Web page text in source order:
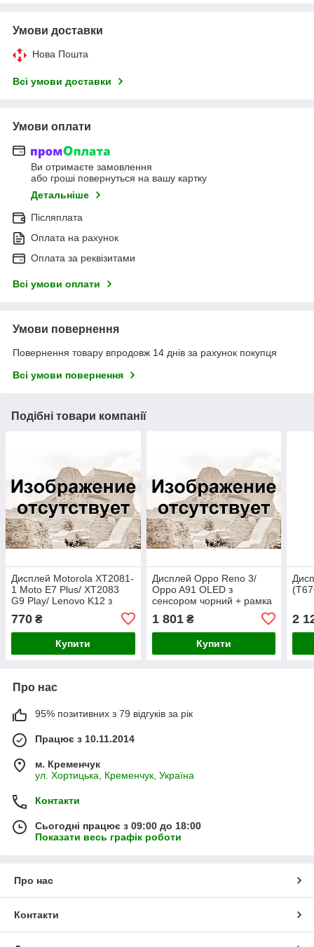
Умови доставки
Нова Пошта
Всі умови доставки
Умови оплати
Ви отримаєте замовлення
або гроші повернуться на вашу картку
Детальніше
Післяплата
Оплата на рахунок
Оплата за реквізитами
Всі умови оплати
Умови повернення
Повернення товару впродовж 14 днів за рахунок покупця
Всі умови повернення
Подібні товари компанії
Дисплей Motorola XT2081-
1 Moto E7 Plus/ XT2083
G9 Play/ Lenovo K12 з
сенсором чорний + рамка
770 ₴
Купити
Дисплей Oppo Reno 3/
Oppo A91 OLED з
сенсором чорний + рамка
1 801₴
Купити
2
Про нас
95% позитивних з 79 відгуків за рік
Працює з 10.11.2014
м. Кременчук
ул. Хортицька, Кременчук, Україна
Контакти
Сьогодні працює з 09:00 до 18:00
Показати весь графік роботи
Про нас
Контакти